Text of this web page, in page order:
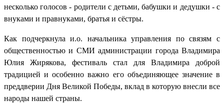
несколько голосов - родители с детьми, бабушки и дедушки - с
внуками и правнуками, братья и сёстры.
Как подчеркнула и.о. начальника управления по связям с
общественностью и СМИ администрации города Владимира
Юлия Жирякова, фестиваль стал для Владимира доброй
традицией и особенно важно его объединяющее значение в
преддверии Дня Великой Победы, вклад в которую внесли все
народы нашей страны.